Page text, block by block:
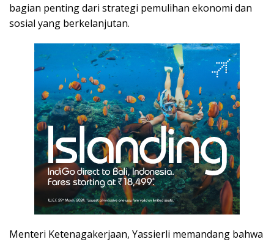
bagian penting dari strategi pemulihan ekonomi dan
sosial yang berkelanjutan.
Menteri Ketenagakerjaan, Yassierli memandang bahwa